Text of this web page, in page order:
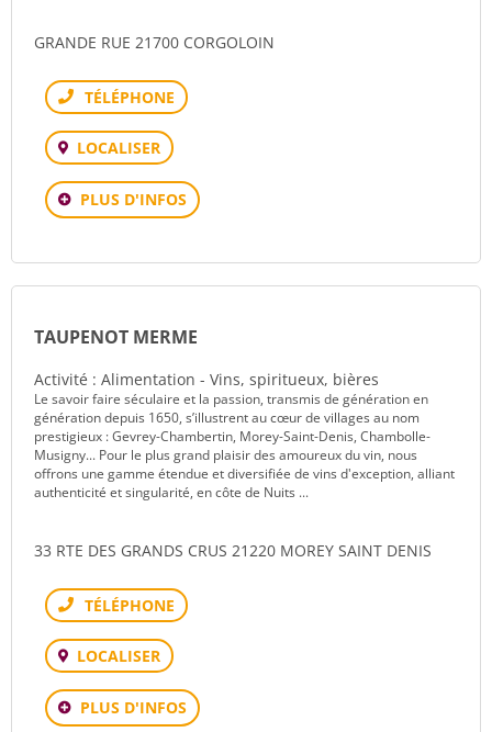
GRANDE RUE 21700 CORGOLOIN
Téléphone
LOCALISER
PLUS D'INFOS
TAUPENOT MERME
Activité : Alimentation - Vins, spiritueux, bières
Le savoir faire séculaire et la passion, transmis de génération en
génération depuis 1650, s’illustrent au cœur de villages au nom
prestigieux : Gevrey-Chambertin, Morey-Saint-Denis, Chambolle-
Musigny... Pour le plus grand plaisir des amoureux du vin, nous
offrons une gamme étendue et diversifiée de vins d'exception, alliant
authenticité et singularité, en côte de Nuits ...
33 RTE DES GRANDS CRUS 21220 MOREY SAINT DENIS
Téléphone
LOCALISER
PLUS D'INFOS